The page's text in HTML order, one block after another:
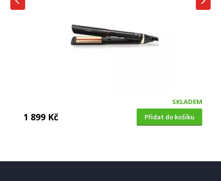
SKLADEM
1 899 Kč Přidat do košíku
Concept VZ 1260 (rozbaleno)